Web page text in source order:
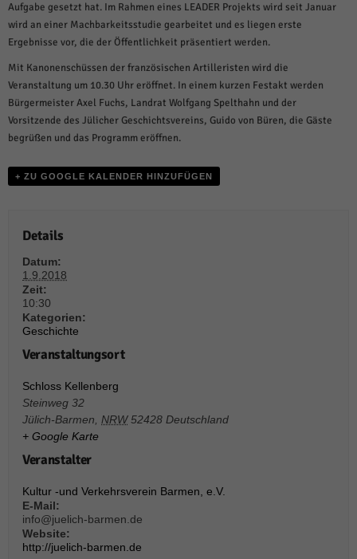
Aufgabe gesetzt hat. Im Rahmen eines LEADER Projekts wird seit Januar
wird an einer Machbarkeitsstudie gearbeitet und es liegen erste
Ergebnisse vor, die der Öffentlichkeit präsentiert werden.
Mit Kanonenschüssen der französischen Artilleristen wird die
Veranstaltung um 10.30 Uhr eröffnet. In einem kurzen Festakt werden
Bürgermeister Axel Fuchs, Landrat Wolfgang Spelthahn und der
Vorsitzende des Jülicher Geschichtsvereins, Guido von Büren, die Gäste
begrüßen und das Programm eröffnen.
+ ZU GOOGLE KALENDER HINZUFÜGEN
Details
Datum:
1.9.2018
Zeit:
10:30
Kategorien:
Geschichte
Veranstaltungsort
Schloss Kellenberg
Steinweg 32
Jülich-Barmen, NRW 52428 Deutschland
+ Google Karte
Veranstalter
Kultur -und Verkehrsverein Barmen, e.V.
E-Mail:
info@juelich-barmen.de
Website:
http://juelich-barmen.de
Cookie-Informationen anzeigen
powered by Borlabs Cookie Datenschutzerklärung